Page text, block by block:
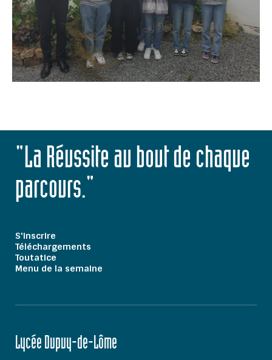
"La Réussite au bout de chaque
parcours."
S'inscrire
Téléchargements
Toutatice
Menu de la semaine
Lycée Dupuy-de-Lôme